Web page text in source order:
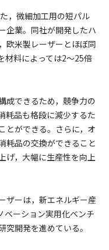
，微細加工用の短パル
企業。同社が開発したハ
欧米製レーザーとほぼ同
材料によっては2～25倍
成できるため，競争力の
耗品も格段に減少するた
とができる。さらに，オ
耗品の交換ができること
げ，大幅に生産性を向上
ザーは，新エネルギー産
ベーション実用化ベンチ
開発を進めている。